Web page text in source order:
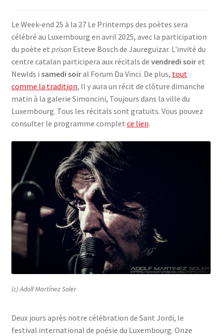
Le Week-end 25 à la 27 Le Printemps des poètes sera
célébré au Luxembourg en avril 2025, avec la participation
du poète et prisonEsteve Bosch de Jaureguizar. L'invité du
centre catalan participera aux récitals de vendredi soiret
Newlds i samedi soiral Forum Da Vinci. De plus, tout
comme la tradition, Il y aura un récit de clôture dimanche
matin à la galerie Simoncini, Toujours dans la ville du
Luxembourg. Tous les récitals sont gratuits. Vous pouvez
consulter le programme complet ce lien.
(c) Adolf Martínez Soler
Deux jours après notre célébration de Sant Jordi, le
festival international de poésie du Luxembourg. Onze